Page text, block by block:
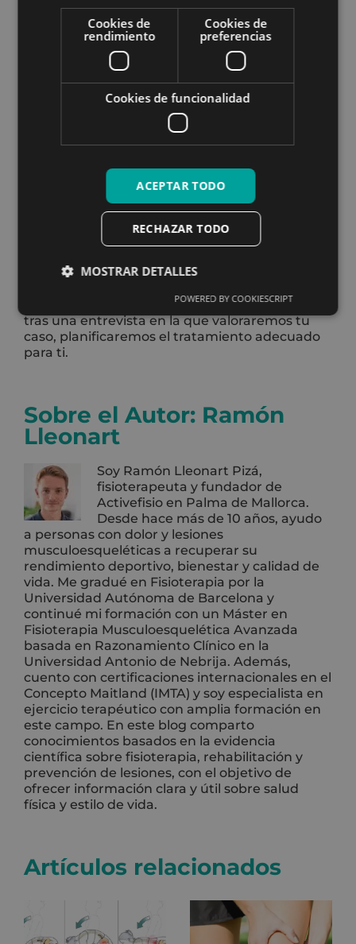
Fibromialgia
Osteoartritis
Problemas reumaticos
Si padeces cualquiera de ellas o sientes dolor,
aunque no logres identificarlo, pide cita en
nuestra clínica. Laterapia manuales una
técnica altamente efectiva que puede
ayudarte enormemente a la reducción y
eliminación del dolor.
Las posiciones mantenidas o repetitivas en el
trabajo, el deporte practicado sin conocimiento
sobre la progresión en las cargas y el gesto
técnico, la vida sedentaria y los altos niveles de
estrés que llevamos hoy en día, pueden ser
físico que es posible tratar.
Vivir con dolor no es necesario,consúltanos
tras una entrevista en la que valoraremos tu
caso, planificaremos el tratamiento adecuado
para ti.
Sobre el Autor: Ramón
Lleonart
Soy Ramón Lleonart Pizá,
fisioterapeuta y fundador de
Activefisio en Palma de Mallorca.
Desde hace más de 10 años, ayudo
a personas con dolor y lesiones
musculoesqueléticas a recuperar su
rendimiento deportivo, bienestar y calidad de
vida. Me gradué en Fisioterapia por la
Universidad Autónoma de Barcelona y
continué mi formación con un Máster en
Fisioterapia Musculoesquelética Avanzada
basada en Razonamiento Clínico en la
Universidad Antonio de Nebrija. Además,
cuento con certificaciones internacionales en el
Concepto Maitland (IMTA) y soy especialista en
ejercicio terapéutico con amplia formación en
este campo. En este blog comparto
conocimientos basados en la evidencia
científica sobre fisioterapia, rehabilitación y
prevención de lesiones, con el objetivo de
ofrecer información clara y útil sobre salud
física y estilo de vida.
Artículos relacionados
Cookies de
rendimiento
Cookies de
preferencias
Cookies de funcionalidad
ACEPTAR TODO
RECHAZAR TODO
MOSTRAR DETALLES
POWERED BY COOKIESCRIPT